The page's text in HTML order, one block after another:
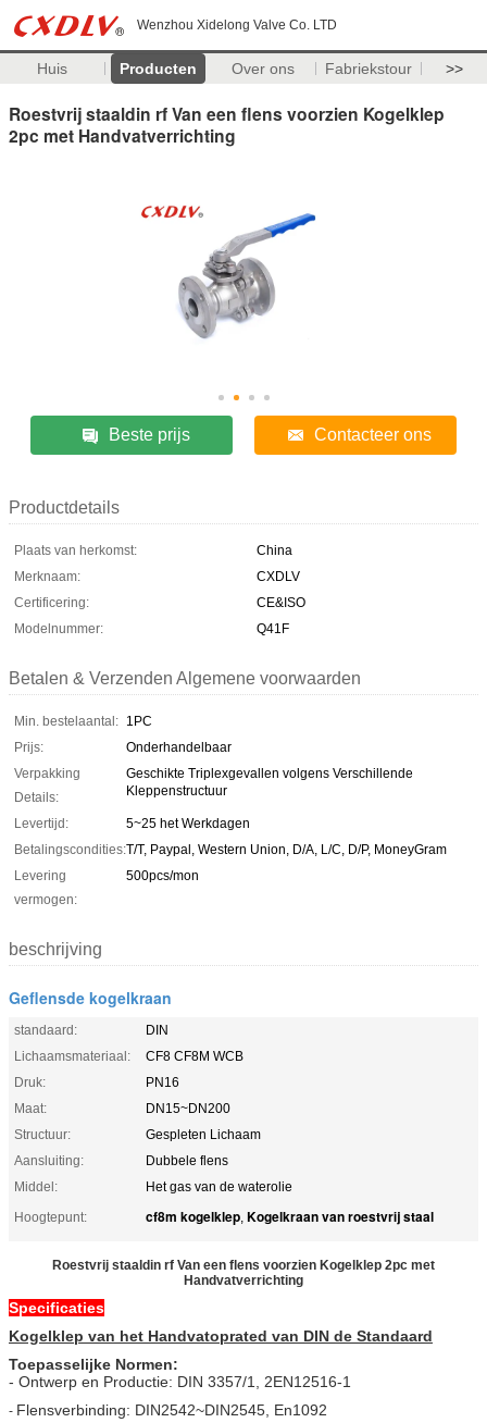
Wenzhou Xidelong Valve Co. LTD
Huis Producten Over ons Fabriekstour >>
Roestvrij staaldin rf Van een flens voorzien Kogelklep
2pc met Handvatverrichting
Beste prijs Contacteer ons
Productdetails
Plaats van herkomst:
China
Merknaam:
CXDLV
Certificering:
CE&ISO
Modelnummer:
Q41F
Betalen & Verzenden Algemene voorwaarden
Min. bestelaantal: 1PC
Prijs:
Onderhandelbaar
Verpakking
Details:
Geschikte Triplexgevallen volgens Verschillende
Kleppenstructuur
Levertijd:
5~25 het Werkdagen
Betalingscondities:T/T, Paypal, Western Union, D/A, L/C, D/P, MoneyGram
Levering
vermogen:
500pcs/mon
beschrijving
Geflensde kogelkraan
standaard:
DIN
Lichaamsmateriaal:
CF8 CF8M WCB
Druk:
PN16
Maat:
DN15~DN200
Structuur:
Gespleten Lichaam
Aansluiting:
Dubbele flens
Middel:
Het gas van de waterolie
Hoogtepunt:
cf8m kogelklep, Kogelkraan van roestvrij staal
Roestvrij staaldin rf Van een flens voorzien Kogelklep 2pc met
Handvatverrichting
Specificaties
Kogelklep van het Handvatoprated van DIN de Standaard
Toepasselijke Normen:
- Ontwerp en Productie: DIN 3357/1, 2EN12516-1
- Flensverbinding: DIN2542~DIN2545, En1092